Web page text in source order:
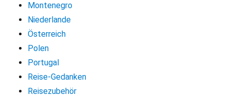
Montenegro
Niederlande
Österreich
Polen
Portugal
Reise-Gedanken
Reisezubehör